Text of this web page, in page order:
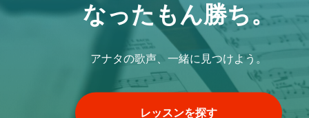
なったもん勝ち。
アナタの歌声、一緒に見つけよう。
レッスンを探す